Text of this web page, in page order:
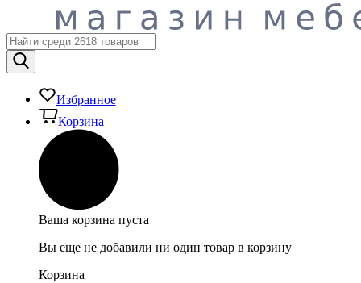
Избранное
Корзина
Ваша корзина пуста
Вы еще не добавили ни один товар в корзину
Корзина